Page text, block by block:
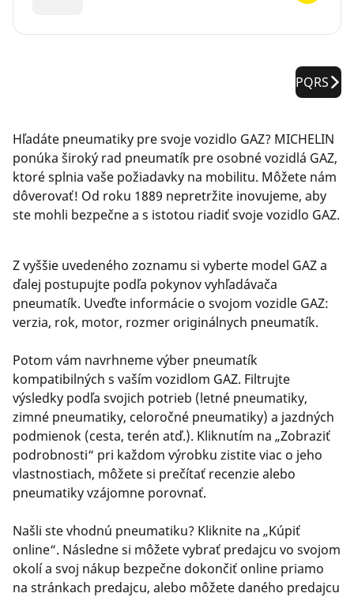
PQRS
Hľadáte pneumatiky pre svoje vozidlo GAZ? MICHELIN
ponúka široký rad pneumatík pre osobné vozidlá GAZ,
ktoré splnia vaše požiadavky na mobilitu. Môžete nám
dôverovať! Od roku 1889 nepretržite inovujeme, aby
ste mohli bezpečne a s istotou riadiť svoje vozidlo GAZ.
Z vyššie uvedeného zoznamu si vyberte model GAZ a
ďalej postupujte podľa pokynov vyhľadávača
pneumatík. Uveďte informácie o svojom vozidle GAZ:
verzia, rok, motor, rozmer originálnych pneumatík.
Potom vám navrhneme výber pneumatík
kompatibilných s vaším vozidlom GAZ. Filtrujte
výsledky podľa svojich potrieb (letné pneumatiky,
zimné pneumatiky, celoročné pneumatiky) a jazdných
podmienok (cesta, terén atď.). Kliknutím na „Zobraziť
podrobnosti“ pri každom výrobku zistite viac o jeho
vlastnostiach, môžete si prečítať recenzie alebo
pneumatiky vzájomne porovnať.
Našli ste vhodnú pneumatiku? Kliknite na „Kúpiť
online“. Následne si môžete vybrať predajcu vo svojom
okolí a svoj nákup bezpečne dokončiť online priamo
na stránkach predajcu, alebo môžete daného predajcu